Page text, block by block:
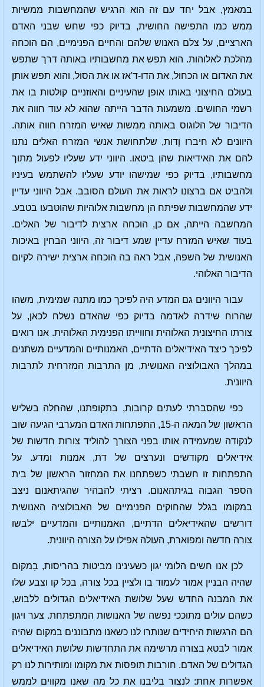
במאמץ, אבל יחד עם זה הוא הרגיש שהמחשבות ממשיות
ממש כמו התפישה החושית, בדיוק כפי שחש שבני האדם
הארציים, על צלם האנוש שלהם והחיים הפנימיים, הם הוכחה
מהלכת לאלוהות. הוא תפש את מחשבותיו באותה דרך שתפש
את האדום או הכחול, את הדו-ד'אז או את הסול, והוא תפש אותן
בעולם החיצוני באותו אופן שהעיניים והאוזניים קולטות בו את
רשמי החושים. משמעות הדבר הייתה שהוא לא עוד חווה את
הדיבור של הלוגוס באותה ממשות שאיש המזרח חווה אותה.
היוונים לא חיברו וֶדות, שלתחושת אנשי המזרח האלים נתנו
להם את האידיאות שהן ביטאו. היווני ידע שעליו לפעול מתוך
מחשבותיו, בדיוק כפי שמישהו יודע שעליו להשתמש בעיניו
ולהביט אם ברצונו לראות את העולם הסובב. אבל היווני עדיין
ידע שהמחשבות שפיתח הן מחשבות אלוהיות שהוטבעו בטבע.
המחשבה הייתה, אם כן, הוכחה ארצית לדיבור של האלים.
בעוד שאיש המזרח עדיין שמע דיבור זה, היווני הבחין באיכות
האנושית של השפה, אבל ראה בה הוכחה ארצית ישירה לקיום
הדיבור האלוהי.
עבור היוונים גם המדע היה לפיכך כמו מתנה שמימית, משהו
שהרוח שידרה לאדמה בדיוק כפי שהאדם נשלח לכאן, על
צורתו החיצונית האלוהית וחווייתו הפנימית האלוהית. אנו רואים
לפיכך כיצד האידיאלים הדתיים, האמנותיים והמדעיים משתנים
במהלך האבולוציה האנושית, מן התרבות המזרחית לתרבות
היוונית.
כפי שהסברתי לעתים קרובות, בתקופתנו, שהחלה בשליש
הראשון של המאה ה-15, התפתחות האדם המערבי הגיעה שוב
לנקודה שמעמידה אותו בפני הצורך להוליד צורות חדשות של
אידיאלים מקודשים ונערצים של דת, אמנות ומדע. על
התפתחות זו חשבתי כשפתחנו את המחזור הראשון של בית
הספר הגבוה בגיתהאנום. רציתי להבהיר שהגיתאנום ניצב
במקומו בגלל שהחוקים הפנימיים של האבולוציה האנושית
דורשים שהאידיאלים הדתיים, האמנותיים והמדעיים ילבשו
צורה חדשה ומפוארת, העולה אפילו על הצורה היוונית.
לכן אנו חשים הלומי יגון כשעינינו מביטות בהריסות, בָמקום
שהיה הבניין אמור לעמוד בו ולציין בכל צורה, בכל קו וצבע שלו
את המבנה החדש שעל שלושת האידיאלים הגדולים ללבוש,
כשהם עולים מתוככי נפשה של האנושות המתפתחת. צער ויגון
הם הרגשות היחידים שנותרו לנו כשאנו מתבוננים במקום שהיה
אמור לבטא בצורה מרשימה את התחדשות שלושת האידיאלים
הגדולים של האדם. חורבות תופסות את מקומו ומותירות לנו רק
אפשרות אחת: לנצור בליבנו את כל מה שאנו מקווים לממש